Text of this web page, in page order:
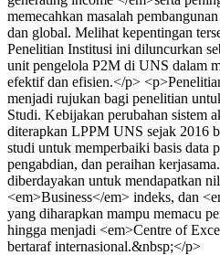
memecahkan masalah
dan global. Melihat kepentingan
Penelitian Institusi ini diluncurkan
unit pengelola P2M di UNS dalam
efektif dan efisien.</p>
menjadi rujukan bagi penelitian
Studi. Kebijakan perubahan sistem
diterapkan LPPM UNS sejak 2016
studi untuk memperbaiki basis data
pengabdian, dan peraihan
diberdayakan untuk mendapatkan
<em>Business</em> indeks, dan
yang diharapkan mampu memacu
hingga menjadi <em>Centre of
bertaraf internasional.&nbsp;</p>